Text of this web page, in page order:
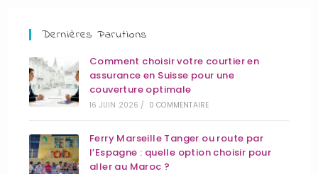
Dernières Parutions
Comment choisir votre courtier en
assurance en Suisse pour une
couverture optimale
16 JUIN 2026 / 0 COMMENTAIRE
Ferry Marseille Tanger ou route par
l’Espagne : quelle option choisir pour
aller au Maroc ?